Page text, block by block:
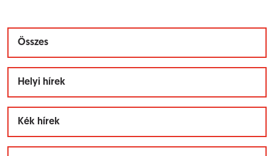
Összes
Helyi hírek
Kék hírek